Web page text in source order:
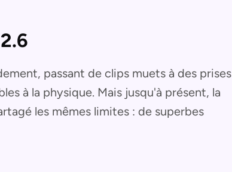
passant de clips muets à des prises
à la physique. Mais jusqu'à présent, la
les mêmes limites : de superbes